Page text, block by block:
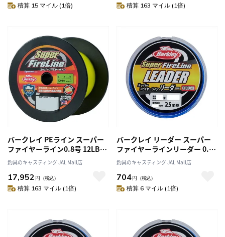
積算 15 マイル (1倍) 積算 163 マイル (1倍)
バークレイ PEライン スーパー
ファイヤーライン0.8号 12LB
1200M グリーン
釣具のキャスティング JAL Mall店
17,952 円 （税込）
積算 163 マイル (1倍)
バークレイ リーダー スーパー
ファイヤーラインリーダー 0.8
号/3LB 25M CLR クリア
釣具のキャスティング JAL Mall店
704円 （税込）
積算 6 マイル (1倍)